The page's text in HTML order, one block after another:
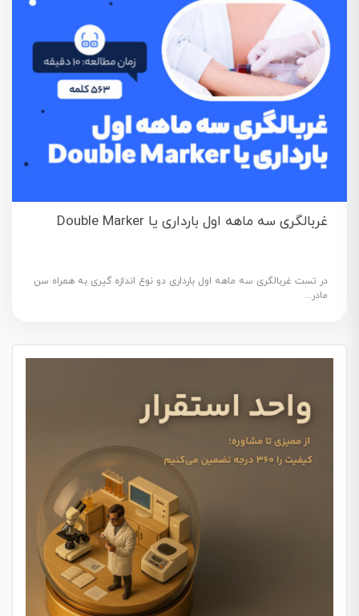
غربالگری سه ماهه اول بارداری یا Double Marker
در تست غربالگرى سه ماهه اول باردارى دو نوع اندازه ‏گيرى به همراه سن
مادر...